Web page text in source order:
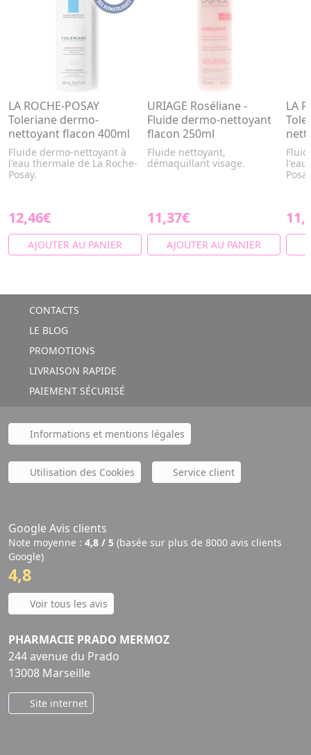
LA ROCHE-POSAY
Toleriane dermo-
nettoyant flacon 400ml
Fluide dermo-nettoyant à
l'eau thermale de La Roche-
Posay.
12,46€
AJOUTER AU PANIER
URIAGE Roséliane -
Fluide dermo-nettoyant
flacon 250ml
Fluide nettoyant,
démaquillant visage.
11,37€
AJOUTER AU PANIER
LA
l'eau
CONTACTS
LE BLOG
PROMOTIONS
LIVRAISON RAPIDE
PAIEMENT SÉCURISÉ
Informations et mentions légales
Utilisation des Cookies Service client
Google Avis clients
Note moyenne : 4,8 / 5 (basée sur plus de 8000 avis clients
Google)
4,8
Voir tous les avis
PHARMACIE PRADO MERMOZ
244 avenue du Prado
13008 Marseille
Site internet